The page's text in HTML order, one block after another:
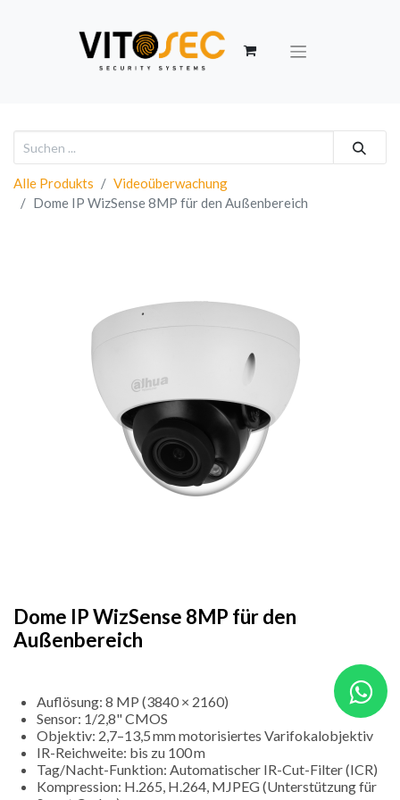
Alle Produkts
Videoüberwachung
Dome IP WizSense 8MP für den Außenbereich
Dome IP WizSense 8MP für den
Außenbereich
Auflösung: 8 MP (3840 × 2160)
Sensor: 1/2,8" CMOS
Objektiv: 2,7–13,5 mm motorisiertes Varifokalobjektiv
IR-Reichweite: bis zu 100 m
Tag/Nacht-Funktion: Automatischer IR-Cut-Filter (ICR)
Kompression: H.265, H.264, MJPEG (Unterstützung für